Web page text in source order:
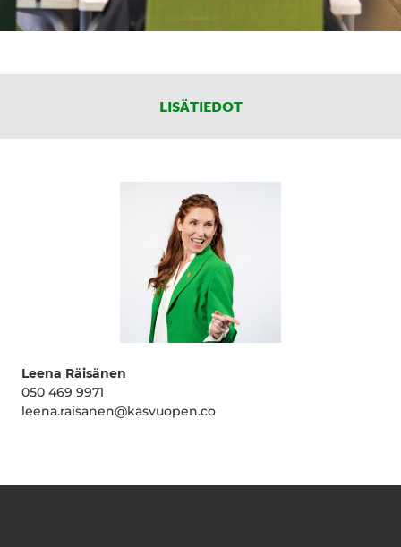
LISÄTIEDOT
Leena Räisänen
050 469 9971
leena.raisanen@kasvuopen.co